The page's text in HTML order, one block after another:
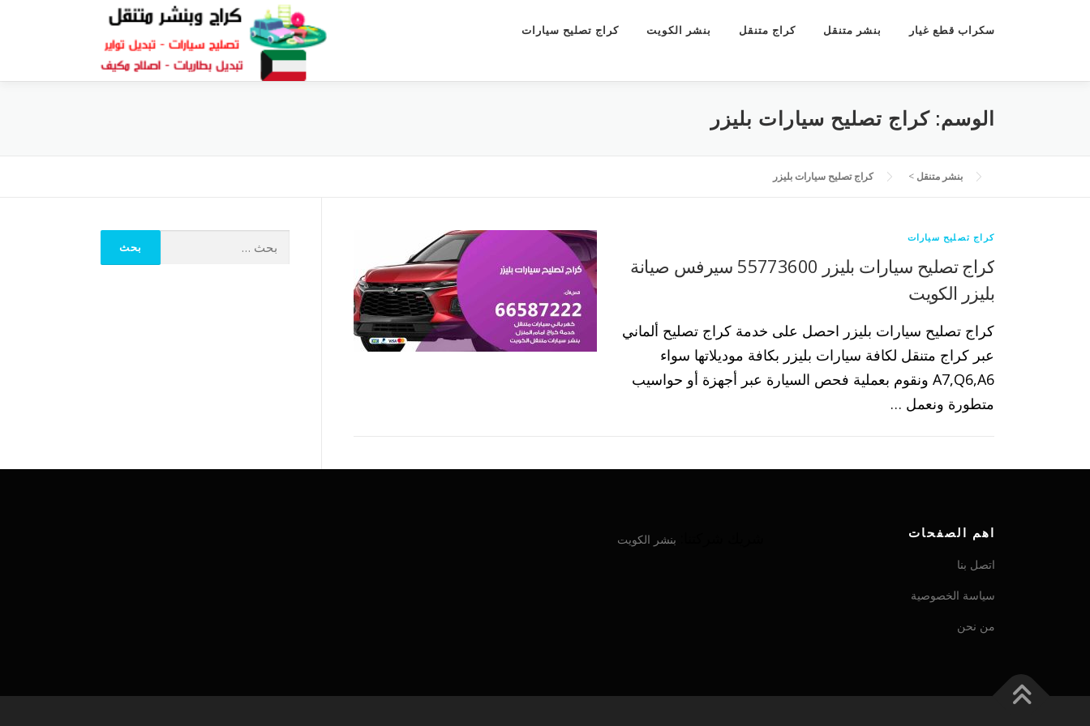
كراج تصليح سيارات بنشر الكويت كراج متنقل بنشر متنقل سكراب قطع غيار
الوسم:كراج تصليح سيارات بليزر
بنشر متنقل > كراج تصليح سيارات بليزر
كراج تصليح سيارات
كراج تصليح سيارات بليزر 55773600 سيرفس صيانة
بليزر الكويت
كراج تصليح سيارات بليزر احصل على خدمة كراج تصليح ألماني
عبر كراج متنقل لكافة سيارات بليزر بكافة موديلاتها سواء
A7,Q6,A6 ونقوم بعملية فحص السيارة عبر أجهزة أو حواسيب
متطورة ونعمل …
اهم الصفحات
اتصل بنا
سياسة الخصوصية
من نحن
بنشر الكويت